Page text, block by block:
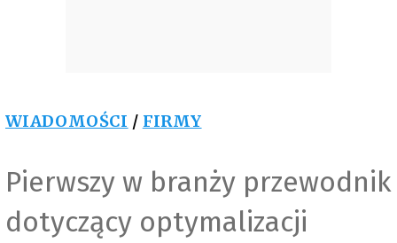
WIADOMOŚCI / FIRMY
Pierwszy w branży przewodnik
dotyczący optymalizacji